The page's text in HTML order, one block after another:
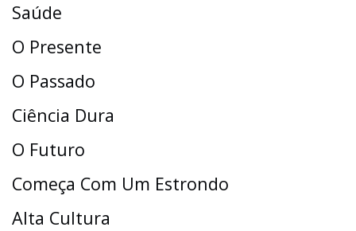
Saúde
O Presente
O Passado
Ciência Dura
O Futuro
Começa Com Um Estrondo
Alta Cultura